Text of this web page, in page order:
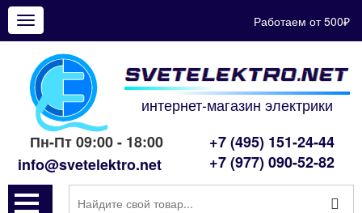
Показать
меню
Работаем от 500₽
интернет-магазин электрики
Пн-Пт 09:00 - 18:00
info@svetelektro.net
+7 (495) 151-24-44
+7 (977) 090-52-82